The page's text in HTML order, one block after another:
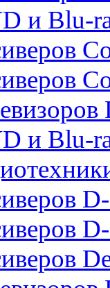
и Blu-
и Blu-